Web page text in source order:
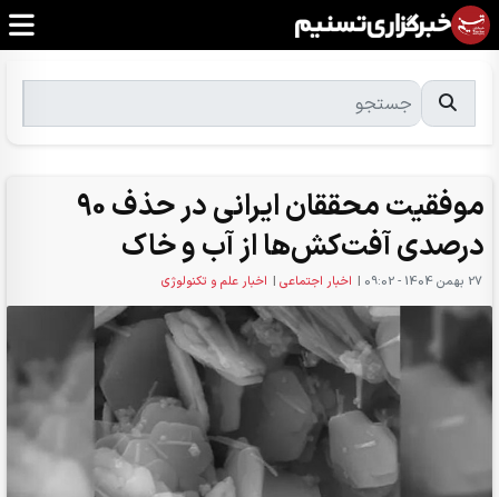
موفقیت محققان ایرانی در حذف 90
درصدی آفت‌کش‌ها از آب و خاک
27 بهمن 1404 - 09:02 | اخبار اجتماعی | اخبار علم و تکنولوژی